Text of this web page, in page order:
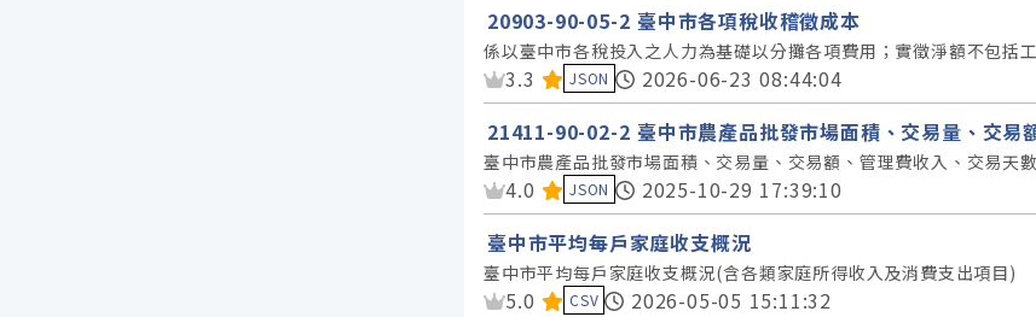
20903-90-05-2 臺中市各項稅收稽徵成本
係以臺中市各稅投入之人力為基礎以分攤各項費用；實徵淨額不包括
資料集評分：
3.3 JSON
2026-06-23 08:44:04
21411-90-02-2 臺中市農產品批發市場面積、交易量、交易
臺中市農產品批發市場面積、交易量、交易額、管理費收入、交易天
資料集評分：
4.0 JSON
2025-10-29 17:39:10
臺中市平均每戶家庭收支概況
臺中市平均每戶家庭收支概況(含各類家庭所得收入及消費支出項目)
資料集評分：
5.0 CSV
2026-05-05 15:11:32